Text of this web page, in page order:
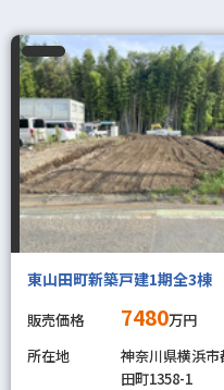
東山田町新築戸建1期全3棟
販売価格 7480万円
所在地
神奈川県横浜市
田町1358-1